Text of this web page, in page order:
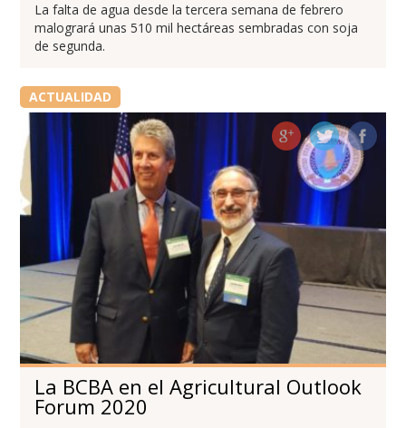
La falta de agua desde la tercera semana de febrero
malogrará unas 510 mil hectáreas sembradas con soja
de segunda.
ACTUALIDAD
La BCBA en el Agricultural Outlook
Forum 2020